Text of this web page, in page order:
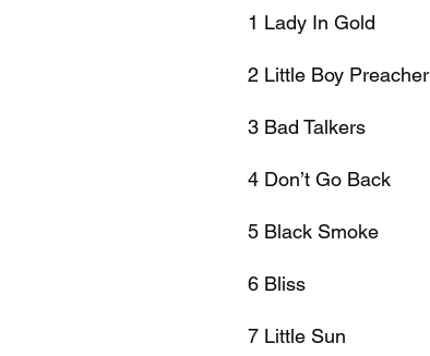
1 Lady In Gold
2 Little Boy Preacher
3 Bad Talkers
4 Don’t Go Back
5 Black Smoke
6 Bliss
7 Little Sun